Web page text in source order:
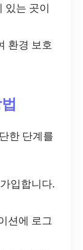
있는 곳이
환경 보호
한 단계를
입합니다.
션에 로그